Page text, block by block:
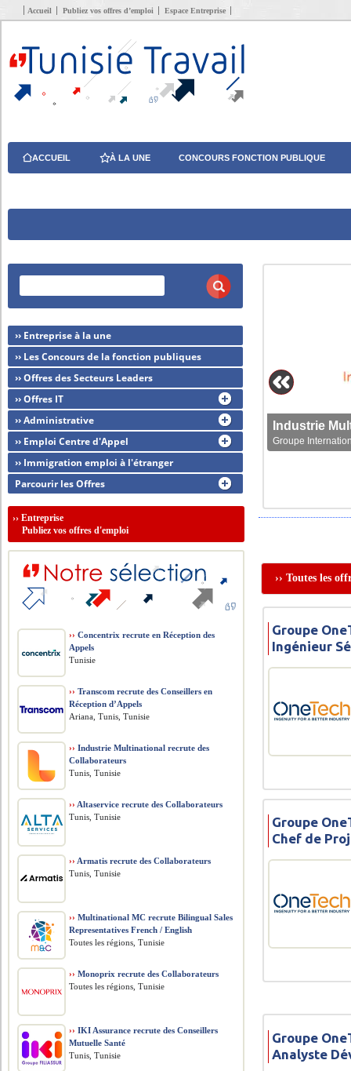
Accueil Publiez vos offres d’emploi Espace Entreprise
ACCUEIL À LA UNE CONCOURS FONCTION PUBLIQUE
Groupe
›› Toutes les
Groupe
Ingénieur
Groupe
Chef de
Groupe
Analyste
›› Entreprise à la une
›› Les Concours de la fonction publiques
›› Offres des Secteurs Leaders
›› Offres IT
›› Administrative
›› Emploi Centre d'Appel
›› Immigration emploi à l'étranger
Parcourir les Offres
››Entreprise
Publiez vos offres d'emploi
›› Concentrix recrute en Réception des
Appels
Tunisie
›› Transcom recrute des Conseillers en
Réception d’Appels
Ariana, Tunis, Tunisie
›› Industrie Multinational recrute des
Collaborateurs
Tunis, Tunisie
›› Altaservice recrute des Collaborateurs
Tunis, Tunisie
›› Armatis recrute des Collaborateurs
Tunis, Tunisie
›› Multinational MC recrute Bilingual Sales
Representatives French / English
Toutes les régions, Tunisie
›› Monoprix recrute des Collaborateurs
Toutes les régions, Tunisie
›› IKI Assurance recrute des Conseillers
Mutuelle Santé
Tunis, Tunisie